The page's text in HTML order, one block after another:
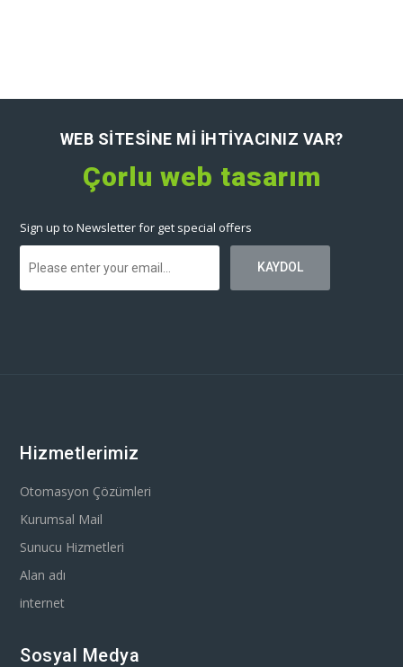
WEB SITESINE MI IHTIYACINIZ VAR?
Çorlu web tasarım
Sign up to Newsletter for get special offers
Hizmetlerimiz
Otomasyon Çözümleri
Kurumsal Mail
Sunucu Hizmetleri
Alan adı
internet
Sosyal Medya